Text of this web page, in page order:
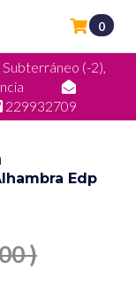
(-2),
229932709
0
Edp
)